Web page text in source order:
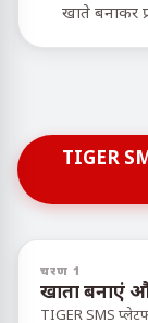
खाते बनाकर
TIGER
चरण 1
खाता बनाएं
TIGER SMS